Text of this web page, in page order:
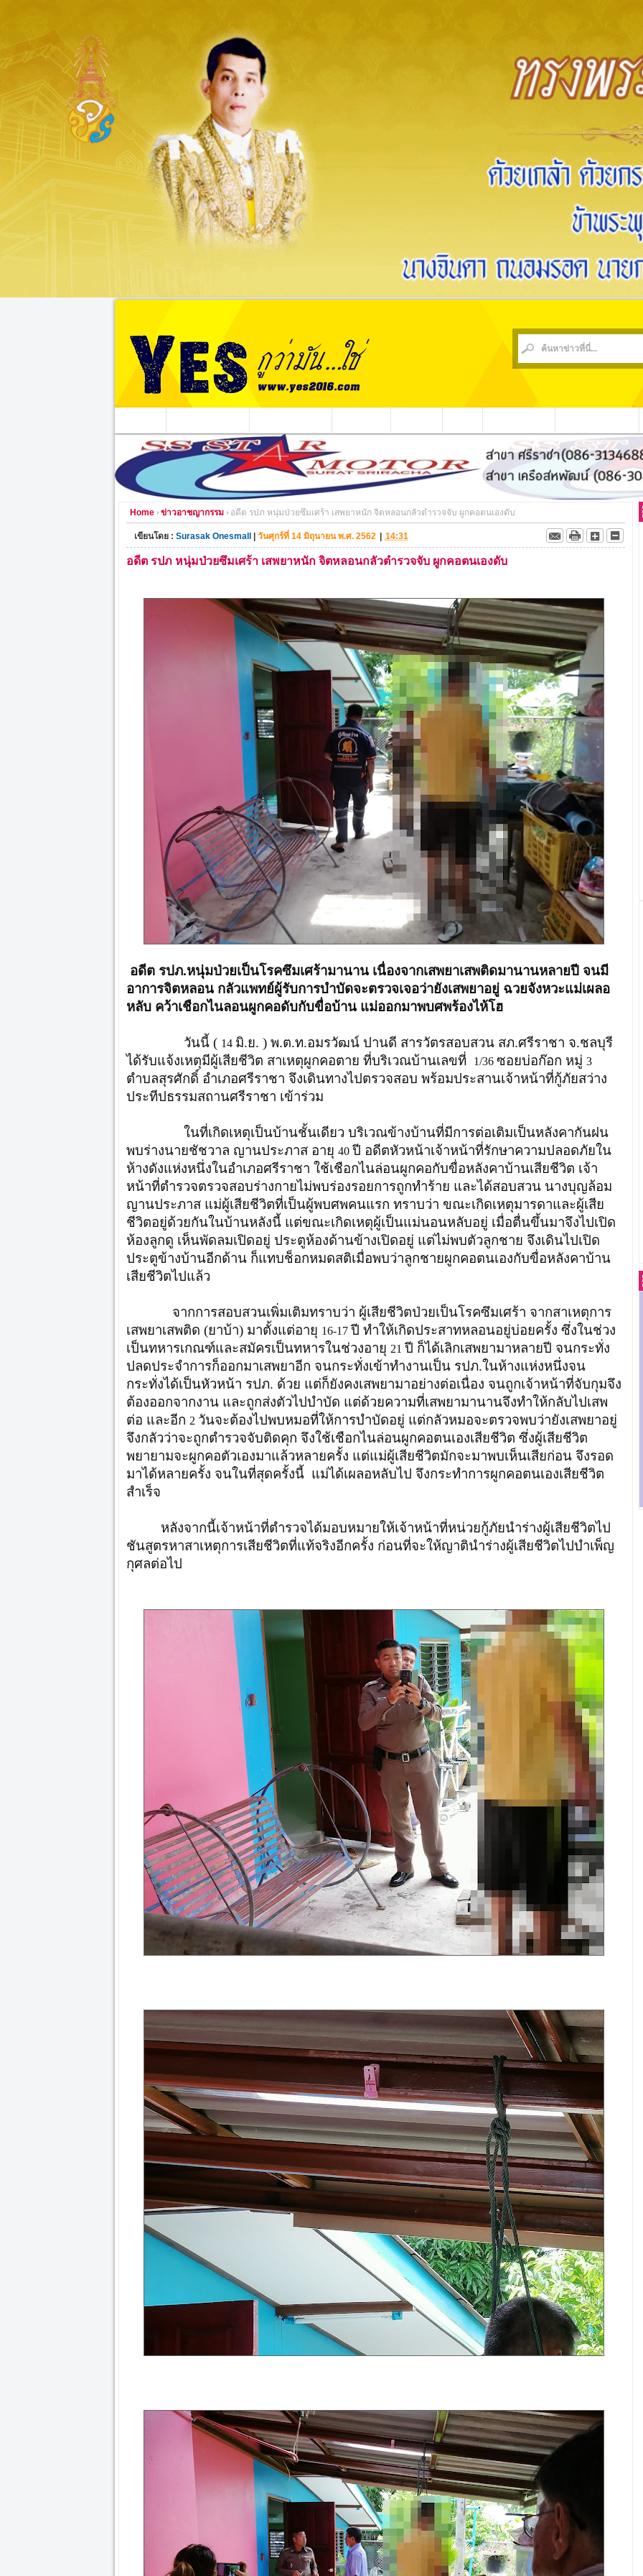
Home ข่าวอาชญากรรม อดีต รปภ หนุ่มป่วยซึมเศร้า เสพยาหนัก จิตหลอนกลัวตำรวจจับ ผูกคอตนเองดับ
เขียนโดย : Surasak Onesmall วันศุกร์ที่ 14 มิถุนายน พ.ศ. 2562 14:31
อดีต รปภ หนุ่มป่วยซึมเศร้า เสพยาหนัก จิตหลอนกลัวตำรวจจับ ผูกคอตนเองดับ
อดีต รปภ.หนุ่มป่วยเป็นโรคซึมเศร้ามานาน เนื่องจากเสพยาเสพติดมานานหลายปี จนมี
อาการจิตหลอน กลัวแพทย์ผู้รับการบำบัดจะตรวจเจอว่ายังเสพยาอยู่ ฉวยจังหวะแม่เผลอ
หลับ คว้าเชือกไนลอนผูกคอดับกับขื่อบ้าน แม่ออกมาพบศพร้องไห้โฮ
วันนี้ ( 14 มิ.ย. ) พ.ต.ท.อมรวัฒน์ ปานดี สารวัตรสอบสวน สภ.ศรีราชา จ.ชลบุรี
ได้รับแจ้งเหตุมีผู้เสียชีวิต สาเหตุผูกคอตาย ที่บริเวณบ้านเลขที่
1/36 ซอยบ่อก๊อก หมู่ 3
ตำบลสุรศักดิ์ อำเภอศรีราชา จึงเดินทางไปตรวจสอบ พร้อมประสานเจ้าหน้าที่กู้ภัยสว่าง
ประทีปธรรมสถานศรีราชา เข้าร่วม
ในที่เกิดเหตุเป็นบ้านชั้นเดียว บริเวณข้างบ้านที่มีการต่อเติมเป็นหลังคากันฝน
พบร่างนายชัชวาล ญานประภาส อายุ 40 ปี อดีตหัวหน้าเจ้าหน้าที่รักษาความปลอดภัยใน
ห้างดังแห่งหนึ่งในอำเภอศรีราชา ใช้เชือกไนล่อนผูกคอกับขื่อหลังคาบ้านเสียชีวิต เจ้า
หน้าที่ตำรวจตรวจสอบร่างกายไม่พบร่องรอยการถูกทำร้าย และได้สอบสวน นางบุญล้อม
ญานประภาส แม่ผู้เสียชีวิตที่เป็นผู้พบศพคนแรก ทราบว่า ขณะเกิดเหตุมารดาและผู้เสีย
ชีวิตอยู่ด้วยกันในบ้านหลังนี้ แต่ขณะเกิดเหตุผู้เป็นแม่นอนหลับอยู่ เมื่อตื่นขึ้นมาจึงไปเปิด
ห้องลูกดู เห็นพัดลมเปิดอยู่ ประตูห้องด้านข้างเปิดอยู่ แต่ไม่พบตัวลูกชาย จึงเดินไปเปิด
ประตูข้างบ้านอีกด้าน ก็แทบช็อกหมดสติเมื่อพบว่าลูกชายผูกคอตนเองกับขื่อหลังคาบ้าน
เสียชีวิตไปแล้ว
จากการสอบสวนเพิ่มเติมทราบว่า ผู้เสียชีวิตป่วยเป็นโรคซึมเศร้า จากสาเหตุการ
เสพยาเสพติด (ยาบ้า) มาตั้งแต่อายุ 16-17 ปี ทำให้เกิดประสาทหลอนอยู่บ่อยครั้ง ซึ่งในช่วง
เป็นทหารเกณฑ์และสมัครเป็นทหารในช่วงอายุ 21 ปี ก็ได้เลิกเสพยามาหลายปี จนกระทั่ง
ปลดประจำการก็ออกมาเสพยาอีก จนกระทั่งเข้าทำงานเป็น รปภ.ในห้างแห่งหนึ่งจน
กระทั่งได้เป็นหัวหน้า รปภ. ด้วย แต่ก็ยังคงเสพยามาอย่างต่อเนื่อง จนถูกเจ้าหน้าที่จับกุมจึง
ต้องออกจากงาน และถูกส่งตัวไปบำบัด แต่ด้วยความที่เสพยามานานจึงทำให้กลับไปเสพ
ต่อ และอีก 2 วันจะต้องไปพบหมอที่ให้การบำบัดอยู่ แต่กลัวหมอจะตรวจพบว่ายังเสพยาอยู่
จึงกลัวว่าจะถูกตำรวจจับติดคุก จึงใช้เชือกไนล่อนผูกคอตนเองเสียชีวิต ซึ่งผู้เสียชีวิต
พยายามจะผูกคอตัวเองมาแล้วหลายครั้ง แต่แม่ผู้เสียชีวิตมักจะมาพบเห็นเสียก่อน จึงรอด
มาได้หลายครั้ง จนในที่สุดครั้งนี้ แม่ได้เผลอหลับไป จึงกระทำการผูกคอตนเองเสียชีวิต
สำเร็จ
หลังจากนี้เจ้าหน้าที่ตำรวจได้มอบหมายให้เจ้าหน้าที่หน่วยกู้ภัยนำร่างผู้เสียชีวิตไป
ชันสูตรหาสาเหตุการเสียชีวิตที่แท้จริงอีกครั้ง ก่อนที่จะให้ญาตินำร่างผู้เสียชีวิตไปบำเพ็ญ
กุศลต่อไป